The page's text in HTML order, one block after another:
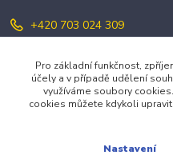
+420 703 024 309
objednavky@zavazuj.cz
Pro základní funkčnost,
účely a v případě udělení
využíváme soubory
cookies můžete kdykoli
Nastavení